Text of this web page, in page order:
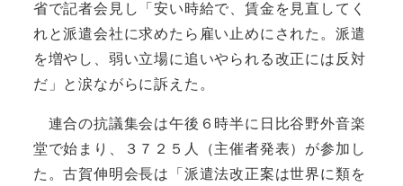
省で記者会見し「安い時給で、賃金を見直してく
れと派遣会社に求めたら雇い止めにされた。派遣
を増やし、弱い立場に追いやられる改正には反対
だ」と涙ながらに訴えた。
連合の抗議集会は午後６時半に日比谷野外音楽
堂で始まり、３７２５人（主催者発表）が参加し
た。古賀伸明会長は「派遣法改正案は世界に類を